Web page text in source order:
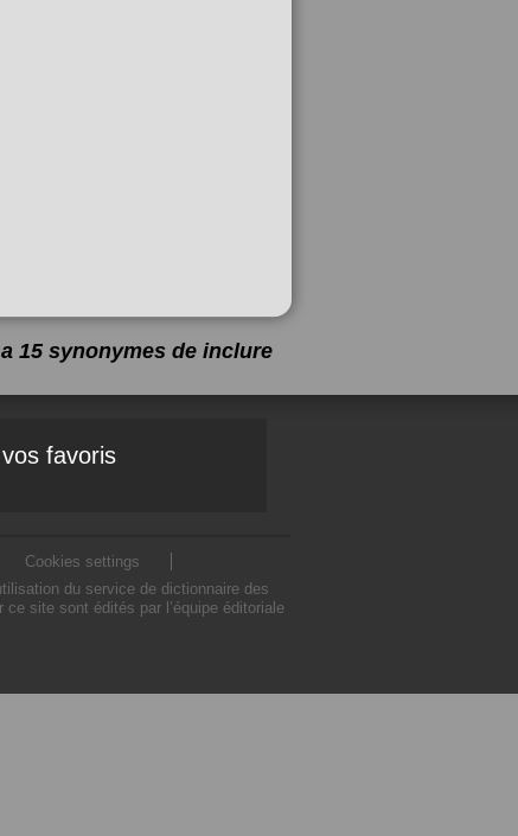
15 synonymes de inclure
favoris
Cookies settings
du service de dictionnaire des
site sont édités par l’équipe éditoriale